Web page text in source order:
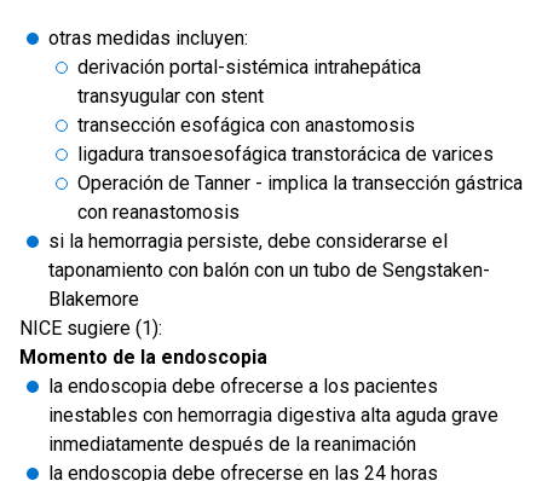
otras medidas incluyen:
derivación portal-sistémica intrahepática
transyugular con stent
transección esofágica con anastomosis
ligadura transoesofágica transtorácica de varices
Operación de Tanner - implica la transección gástrica
con reanastomosis
si la hemorragia persiste, debe considerarse el
taponamiento con balón con un tubo de Sengstaken-
Blakemore
NICE sugiere (1):
Momento de la endoscopia
la endoscopia debe ofrecerse a los pacientes
inestables con hemorragia digestiva alta aguda grave
inmediatamente después de la reanimación
la endoscopia debe ofrecerse en las 24 horas